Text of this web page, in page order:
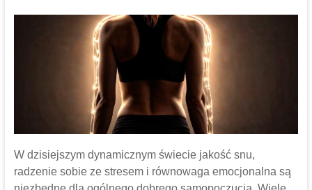
W dzisiejszym dynamicznym świecie jakość snu,
radzenie sobie ze stresem i równowaga emocjonalna są